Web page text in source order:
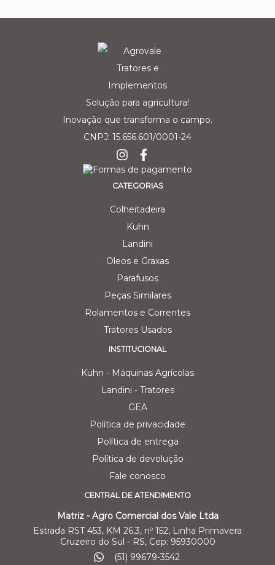
Solução para agricultura!
Inovação que transforma o campo.
CNPJ: 15.656.601/0001-24
CATEGORIAS
Colheitadeira
Kuhn
Landini
Oleos e Graxas
Parafusos
Peças Similares
Rolamentos e Correntes
Tratores Usados
INSTITUCIONAL
Kuhn - Máquinas Agrícolas
Landini - Tratores
GEA
Política de privacidade
Política de entrega
Política de devolução
Fale conosco
CENTRAL DE ATENDIMENTO
Matriz - Agro Comercial dos Vale Ltda
Estrada RST 453, KM 26,3, nº 152, Linha Primavera
Cruzeiro do Sul - RS, Cep: 95930000
(51) 99679-3542